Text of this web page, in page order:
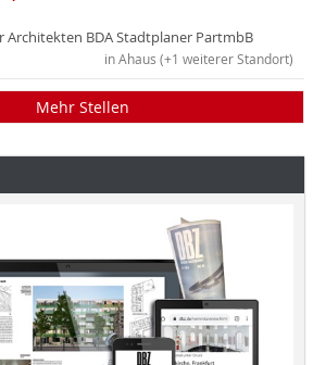
BDA Stadtplaner PartmbB
in Ahaus (+1 weiterer Standort)
Mehr Stellen